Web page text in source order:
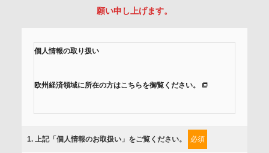
願い申し上げます。
個人情報の取り扱い
欧州経済領域に所在の方はこちらを御覧ください。
組みを行っています。
1. 上記「個人情報のお取扱い」をご覧ください。 必須